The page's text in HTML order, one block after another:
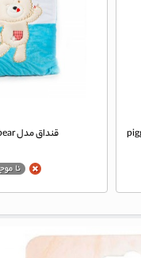
قنداق مدل bear آبی رنگ